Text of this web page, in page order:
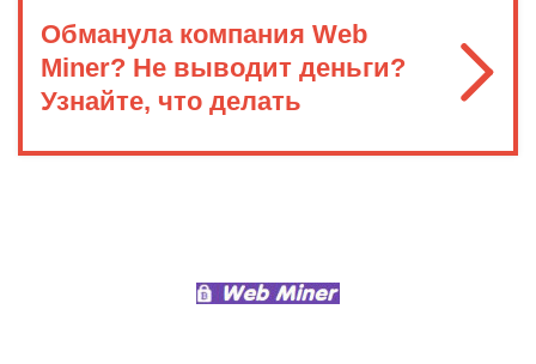
Обманула компания Web
Miner? Не выводит деньги?
Узнайте, что делать